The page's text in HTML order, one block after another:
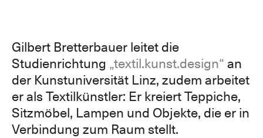
Gilbert Bretterbauer leitet die
Studienrichtung „textil.kunst.design“ an
der Kunstuniversität Linz, zudem arbeitet
er als Textilkünstler: Er kreiert Teppiche,
Sitzmöbel, Lampen und Objekte, die er in
Verbindung zum Raum stellt.